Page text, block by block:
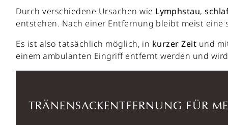
Durch verschiedene Ursachen wie Lymphstau,
entstehen. Nach einer Entfernung bleibt meist eine
Es ist also tatsächlich möglich, in kurzer Zeit und
einem ambulanten Eingriff entfernt werden und
TRÄNENSACKENTFERNUNG FÜR